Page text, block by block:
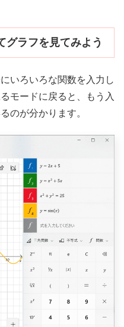
グラフを見てみよう
いろいろな関数を入力し
モードに戻ると、もう入
のが分かります。